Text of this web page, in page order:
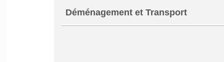
Déménagement et Transport